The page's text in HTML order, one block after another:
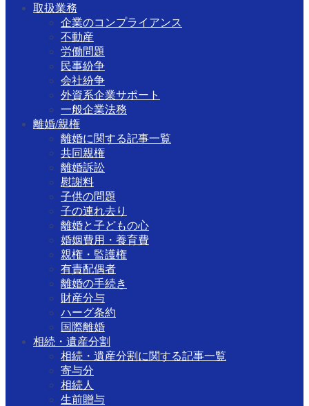
取扱業務
企業のコンプライアンス
不動産
労働問題
民事紛争
会社紛争
外資系企業サポート
一般企業法務
離婚/親権
離婚に関する記事一覧
共同親権
離婚訴訟
慰謝料
子供の問題
子の連れ去り
離婚と子どもの心
婚姻費用・養育費
親権・監護権
有責配偶者
離婚の手続き
財産分与
ハーグ条約
国際離婚
相続・遺産分割
相続・遺産分割に関する記事一覧
寄与分
相続人
生前贈与